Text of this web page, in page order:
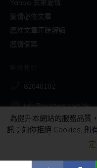
Yahoo 玄來愛情
愛情必修文章
感性文章正確解讀
感情個案
82040102
info@masters.com.hk
社交
為提升本網站的服務品質
訊；如你拒絕 Cookies, 則
定